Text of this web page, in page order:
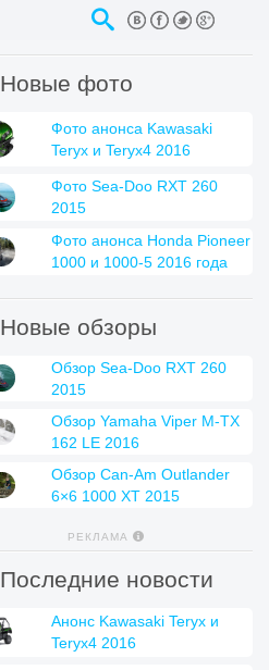
Новые фото
Фото анонса Kawasaki
Teryx и Teryx4 2016
Фото Sea-Doo RXT 260
2015
Фото анонса Honda Pioneer
1000 и 1000-5 2016 года
Новые обзоры
Обзор Sea-Doo RXT 260
2015
Обзор Yamaha Viper M-TX
162 LE 2016
Обзор Can-Am Outlander
6×6 1000 XT 2015
РЕКЛАМА
Последние новости
Анонс Kawasaki Teryx и
Teryx4 2016